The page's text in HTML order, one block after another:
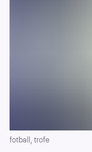
fotball, trofe